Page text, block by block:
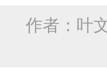
作者： 叶